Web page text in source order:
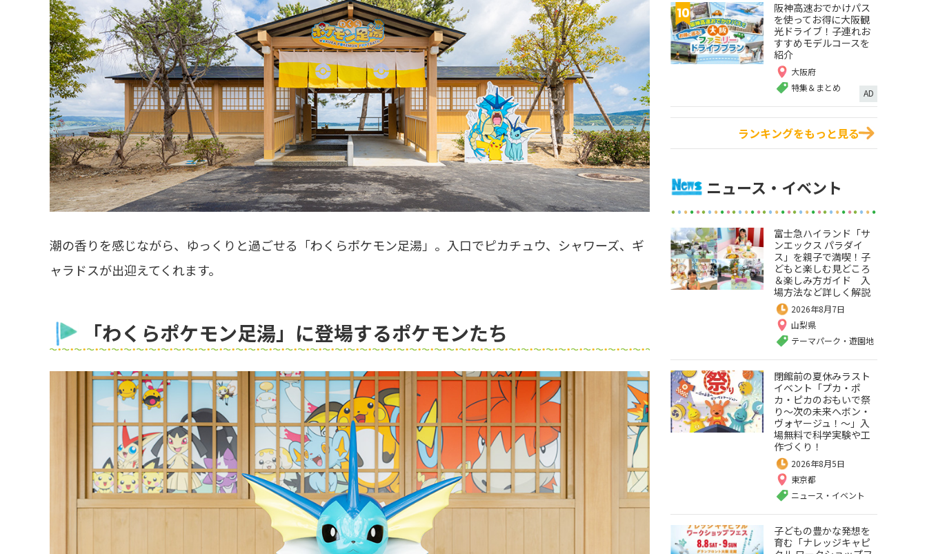
潮の香りを感じながら、ゆっくりと過ごせる「わくらポケモン足湯」。入口でピカチュウ、シャワーズ、ギ
ャラドスが出迎えてくれます。
「わくらポケモン足湯」に登場するポケモンたち
阪神高速おでかけパス
を使ってお得に大阪観
光ドライブ！子連れお
すすめモデルコースを
紹介
大阪府
特集＆まとめ
AD
ランキングをもっと見る
ニュース・イベント
富士急ハイランド「サ
ンエックス パラダイ
ス」を親子で満喫！子
どもと楽しむ見どころ
＆楽しみ方ガイド 入
場方法など詳しく解説
2026年8月7日
山梨県
テーマパーク・遊園地
閉館前の夏休みラスト
イベント「プカ・ポ
カ・ピカのおもいで祭
り～次の未来へボン・
ヴォヤージュ！～」入
場無料で科学実験や工
作づくり！
2026年8月5日
東京都
ニュース・イベント
子どもの豊かな発想を
育む「ナレッジキャピ